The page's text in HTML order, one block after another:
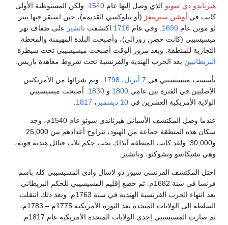
إليها عام1540. ولكن المستوطنة الأولى
(أو بيلوكسي القديمة)، حين استقر فيها بيير
عام 1716اكتشفتناتشيز على ضفاف نهر
وأصبحت البلدة المهيمنة والمحطة
مرور الوقت أصبحت ميسيسيبي تحت سيطرة
والفرنسية تحت شروط معاهدة باريس.
،1798، وتم شرائها من الأمريكيين
عامي1800و1830. أصبحت ميسيسيبي
في10 ديسمبر ،1817
.
عندما وصل المكتشف الأسباني هيرناندي سوتو عام 1540م، وجد
سكان هذه المنطقة جماعة من الهنود، تتراوح أعدادهم بين 25,000
المنطقة آنذاك تحت حكم ثلاث قبائل هندية قوية،
سيور دو لاسال وادي المسيسيبي كله باسم
في سنة 1682م. ثم خضع إقليم المسيسيبي للحكم البريطاني
بعد انتهاء الحرب الفرنسية الهندية في سنة 1763م. وبعد ذلك انتقلت
السلطة إلى الولايات المتحدة بعد الثورة الأمريكية 1775م – 1783م،
المتحدة الأمريكية عام 1817م.